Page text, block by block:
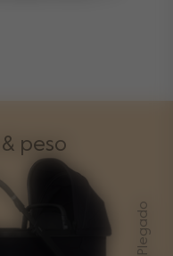
ligero y la
peso
Plegado